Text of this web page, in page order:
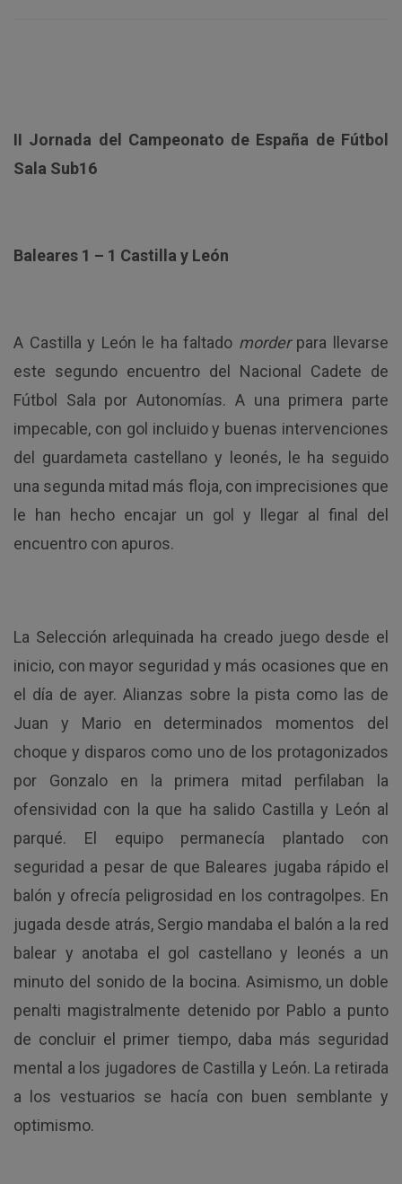
II Jornada del Campeonato de España de Fútbol
Sala Sub16
Baleares 1 – 1 Castilla y León
A Castilla y León le ha faltado morderpara llevarse
este segundo encuentro del Nacional Cadete de
Fútbol Sala por Autonomías. A una primera parte
impecable, con gol incluido y buenas intervenciones
del guardameta castellano y leonés, le ha seguido
una segunda mitad más floja, con imprecisiones que
le han hecho encajar un gol y llegar al final del
encuentro con apuros.
La Selección arlequinada ha creado juego desde el
inicio, con mayor seguridad y más ocasiones que en
el día de ayer. Alianzas sobre la pista como las de
Juan y Mario en determinados momentos del
choque y disparos como uno de los protagonizados
por Gonzalo en la primera mitad perfilaban la
ofensividad con la que ha salido Castilla y León al
parqué. El equipo permanecía plantado con
seguridad a pesar de que Baleares jugaba rápido el
balón y ofrecía peligrosidad en los contragolpes. En
jugada desde atrás, Sergio mandaba el balón a la red
balear y anotaba el gol castellano y leonés a un
minuto del sonido de la bocina. Asimismo, un doble
penalti magistralmente detenido por Pablo a punto
de concluir el primer tiempo, daba más seguridad
mental a los jugadores de Castilla y León. La retirada
a los vestuarios se hacía con buen semblante y
optimismo.